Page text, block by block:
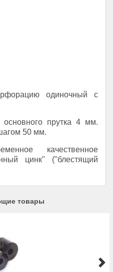
одиночный с
прутка 4 мм.
50 мм.
качественное
цинк" ("блестящий
товары